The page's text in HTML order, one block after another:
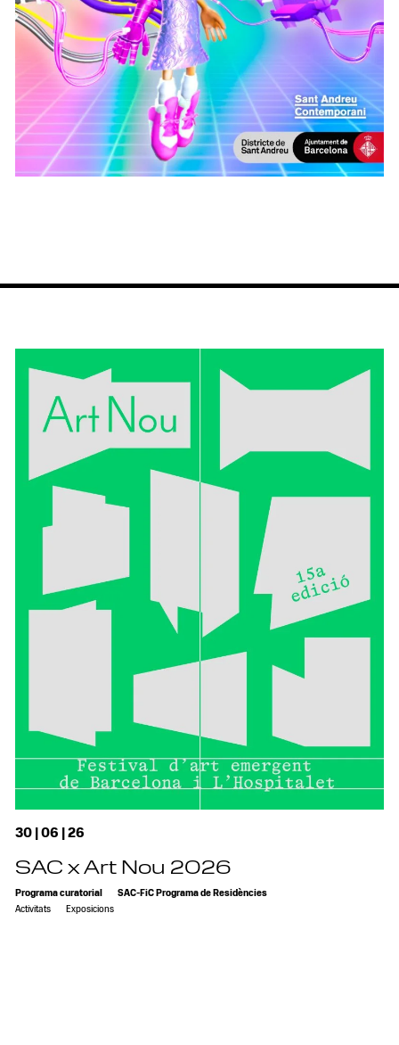
30 | 06 | 26
SAC x Art Nou 2026
Programa curatorial
SAC-FiC Programa de Residències
Activitats
Exposicions